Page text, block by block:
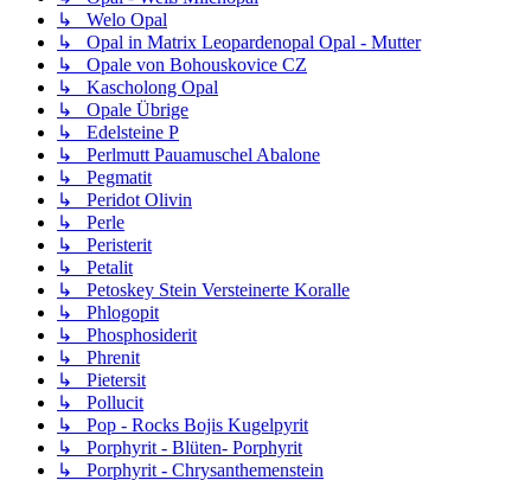
↳ Welo Opal
↳ Opal in Matrix Leopardenopal Opal - Mutter
↳ Opale von Bohouskovice CZ
↳ Kascholong Opal
↳ Opale Übrige
↳ Edelsteine P
↳ Perlmutt Pauamuschel Abalone
↳ Pegmatit
↳ Peridot Olivin
↳ Perle
↳ Peristerit
↳ Petalit
↳ Petoskey Stein Versteinerte Koralle
↳ Phlogopit
↳ Phosphosiderit
↳ Phrenit
↳ Pietersit
↳ Pollucit
↳ Pop - Rocks Bojis Kugelpyrit
↳ Porphyrit - Blüten- Porphyrit
↳ Porphyrit - Chrysanthemenstein